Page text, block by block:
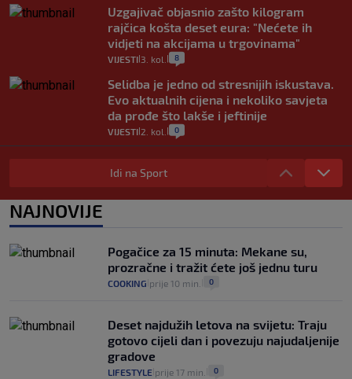
Uzgajivač objasnio zašto kilogram
rajčica košta deset eura: "Nećete ih
vidjeti na akcijama u trgovinama"
VIJESTI 3. kol. 8
Selidba je jedno od stresnijih iskustava.
Evo aktualnih cijena i nekoliko savjeta
da prođe što lakše i jeftinije
VIJESTI 2. kol. 0
Izračunali smo koliko košta putovanje
automobilom na Hvar iz Zagreba, a
14
zdravstvenu iskaznicu". Kakva su prava
pacijenata izvan mjesta prebivališta?
VIJESTI
Idi na Sport
NAJNOVIJE
Pogačice za 15 minuta: Mekane su,
prozračne i tražit ćete još jednu turu
COOKING prije 10 min. 0
Deset najdužih letova na svijetu: Traju
gotovo cijeli dan i povezuju najudaljenije
gradove
LIFESTYLE prije 17 min. 0